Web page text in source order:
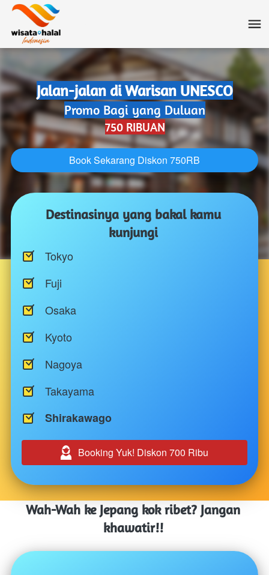
Jalan-jalan di Warisan UNESCO
Promo Bagi yang Duluan
750 RIBUAN
`Book Sekarang Diskon 750RB
Destinasinya yang bakal kamu
kunjungi
Tokyo
Fuji
Osaka
Kyoto
Nagoya
Takayama
Shirakawago
` Booking Yuk! Diskon 700 Ribu
Wah-Wah ke Jepang kok ribet? Jangan
khawatir!!